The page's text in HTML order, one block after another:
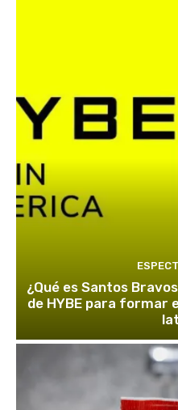
¿Qué es Santos
de HYBE para formar